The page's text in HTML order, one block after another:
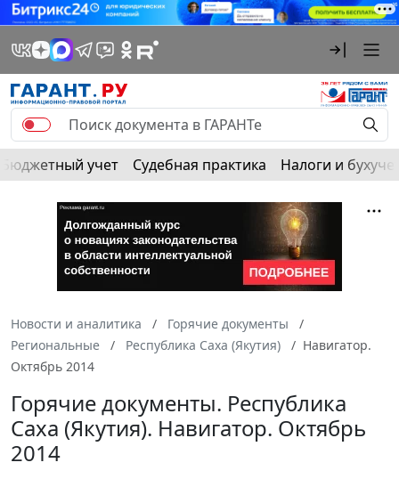
Бюджетный учет Судебная практика Налоги и
Новости и аналитика
Горячие документы
Региональные
Республика Саха (Якутия)
Навигатор.
Октябрь 2014
Горячие документы. Республика
Саха (Якутия). Навигатор. Октябрь
2014